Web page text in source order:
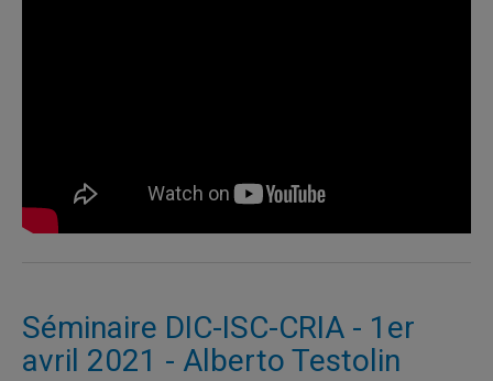
Séminaire DIC-ISC-CRIA - 1er
avril 2021 - Alberto Testolin